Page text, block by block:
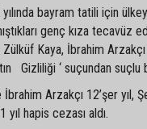
yılında bayram tatili için
genç kıza
Kaya, İbrahim Arzakçı
Gizliliği ‘ suçundan suçlu
Arzakçı 12’şer yıl,
yıl hapis cezası aldı.